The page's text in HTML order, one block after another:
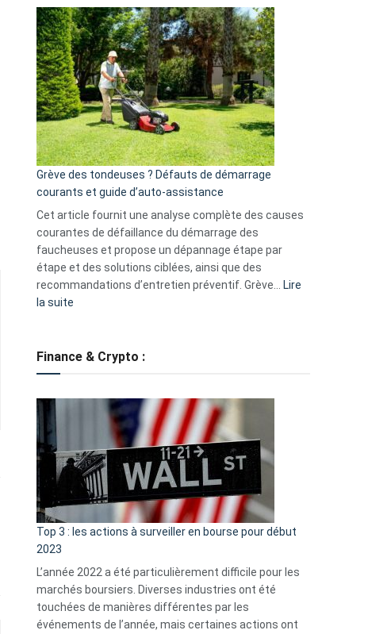
GitHub
Comment
choisir
une
caméra
de
surveillance
?
5
avantages
essentiels
de
la
S330
eufy
Grève des tondeuses ? Défauts de démarrage
courants et guide d’auto-assistance
Cet article fournit une analyse complète des causes
courantes de défaillance du démarrage des
faucheuses et propose un dépannage étape par
étape et des solutions ciblées, ainsi que des
recommandations d’entretien préventif. Grève… Lire
la suite
tondeuses
démarrage
courants
et
guide
d’auto-
assistance
Finance & Crypto :
Top 3 : les actions à surveiller en bourse pour début
2023
L’année 2022 a été particulièrement difficile pour les
marchés boursiers. Diverses industries ont été
touchées de manières différentes par les
événements de l’année, mais certaines actions ont